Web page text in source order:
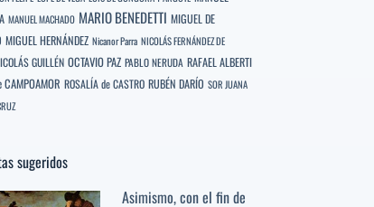
MANUEL MACHADO MARIO BENEDETTI MIGUEL DE
MIGUEL HERNÁNDEZ Nicanor Parra NICOLÁS FERNÁNDEZ DE
GUILLÉN OCTAVIO PAZ PABLO NERUDA RAFAEL ALBERTI
ROSALÍA de CASTRO RUBÉN DARÍO SOR JUANA
sugeridos
Asimismo, con el fin de